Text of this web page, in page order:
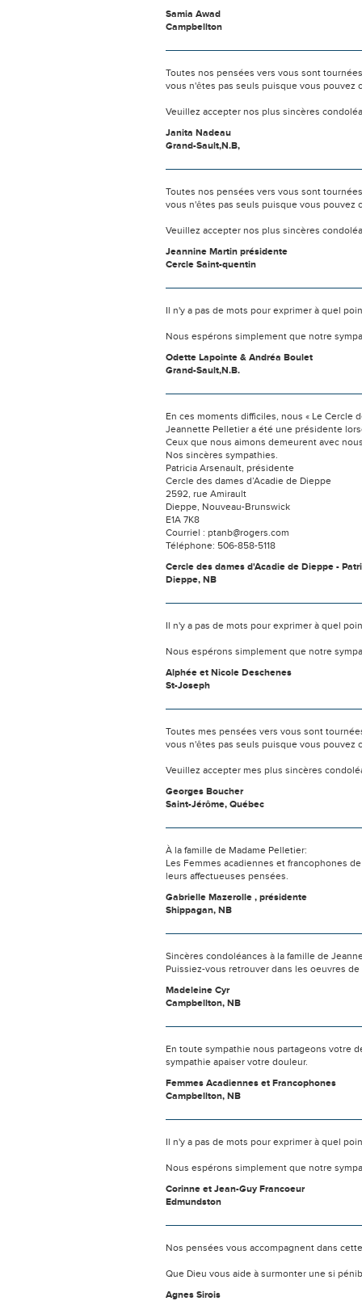
Samia Awad
Campbellton
Toutes nos pensées vers vous sont
vous n'êtes pas seuls puisque vous pouvez
Veuillez accepter nos plus sincères
Janita Nadeau
Grand-Sault,N.B,
Toutes nos pensées vers vous sont
vous n'êtes pas seuls puisque vous pouvez
Veuillez accepter nos plus sincères
Jeannine Martin présidente
Cercle Saint-quentin
Il n'y a pas de mots pour exprimer à quel
Nous espérons simplement que notre
Odette Lapointe & Andréa Boulet
Grand-Sault,N.B.
En ces moments difficiles, nous « Le Cercle
Jeannette Pelletier a été une présidente
Ceux que nous aimons demeurent avec
Nos sincères sympathies.
Patricia Arsenault, présidente
Cercle des dames d’Acadie de Dieppe
2592, rue Amirault
Dieppe, Nouveau-Brunswick
E1A 7K8
Courriel : ptanb@rogers.com
Téléphone: 506-858-5118
Cercle des dames d'Acadie de Dieppe -
Dieppe, NB
Il n'y a pas de mots pour exprimer à quel
Nous espérons simplement que notre
Alphée et Nicole Deschenes
St-Joseph
Toutes mes pensées vers vous sont
vous n'êtes pas seuls puisque vous pouvez
Veuillez accepter mes plus sincères
Georges Boucher
Saint-Jérôme, Québec
À la famille de Madame Pelletier:
Les Femmes acadiennes et francophones
leurs affectueuses pensées.
Gabrielle Mazerolle , présidente
Shippagan, NB
Sincères condoléances à la famille de
Puissiez-vous retrouver dans les oeuvres
Madeleine Cyr
Campbellton, NB
En toute sympathie nous partageons votre
sympathie apaiser votre douleur.
Femmes Acadiennes et Francophones
Campbellton, NB
Il n'y a pas de mots pour exprimer à quel
Nous espérons simplement que notre
Corinne et Jean-Guy Francoeur
Edmundston
Nos pensées vous accompagnent dans
Que Dieu vous aide à surmonter une si
Agnes Sirois